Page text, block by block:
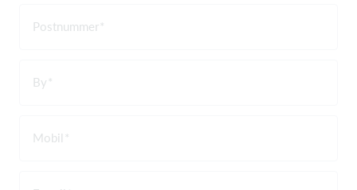
Postnummer
By
Mobil